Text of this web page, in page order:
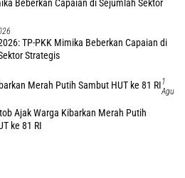
TP-PKK Mimika Beberkan Capaian di
Strategis
1
Agu
Ajak Warga Kibarkan Merah Putih
ke 81 RI